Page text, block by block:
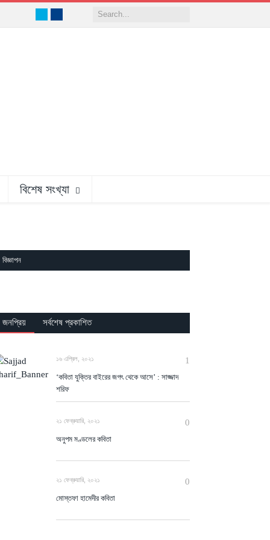
বিশেষ সংখ্যা
বিজ্ঞাপন
জনপ্রিয় সর্বশেষ প্রকাশিত
১৬ এপ্রিল, ২০২১ 1
‘কবিতা যুক্তির বাইরের জগৎ থেকে আসে’ : সাজ্জাদ
শরিফ
২১ ফেব্রুয়ারি, ২০২১ 0
অনুপম মণ্ডলের কবিতা
২১ ফেব্রুয়ারি, ২০২১ 0
মোস্তফা হামেদীর কবিতা